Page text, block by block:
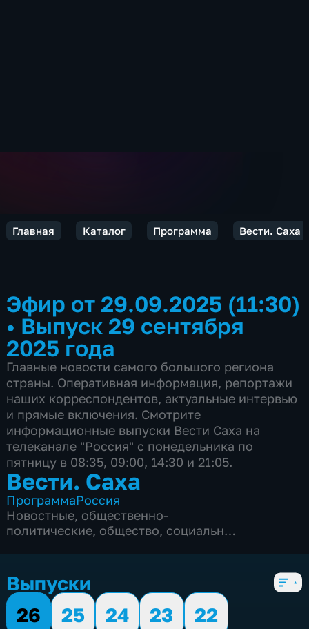
Главная Каталог Программа Вести. Саха
Эфир от 29.09.2025 (11:30)
• Выпуск 29 сентября
2025 года
Главные новости самого большого региона
страны. Оперативная информация, репортажи
наших корреспондентов, актуальные интервью
и прямые включения. Смотрите
информационные выпуски Вести Саха на
телеканале "Россия" с понедельника по
пятницу в 08:35, 09:00, 14:30 и 21:05.
Вести. Саха
ПрограммаРоссия
Новостные, общественно-
политические, общество, социально-
Выпуски
26
25 24 23
22